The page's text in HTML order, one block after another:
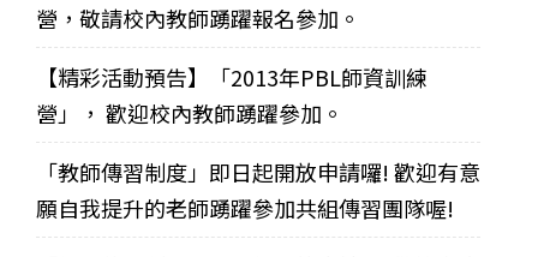
營，敬請校內教師踴躍報名參加。
【精彩活動預告】「2013年PBL師資訓練
營」， 歡迎校內教師踴躍參加。
「教師傳習制度」即日起開放申請囉! 歡迎有意
願自我提升的老師踴躍參加共組傳習團隊喔!